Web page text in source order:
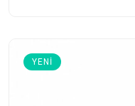
YENI